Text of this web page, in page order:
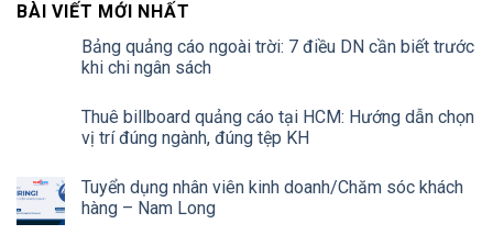
BÀI VIẾT MỚI NHẤT
Bảng quảng cáo ngoài trời: 7 điều DN cần biết trước
khi chi ngân sách
Thuê billboard quảng cáo tại HCM: Hướng dẫn chọn
vị trí đúng ngành, đúng tệp KH
Tuyển dụng nhân viên kinh doanh/Chăm sóc khách
hàng – Nam Long